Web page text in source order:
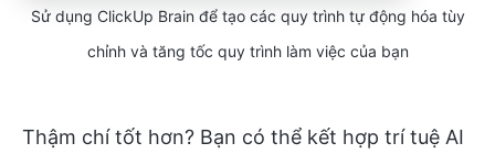
Sử dụng ClickUp Brain để tạo các quy trình tự động hóa tùy
chỉnh và tăng tốc quy trình làm việc của bạn
Thậm chí tốt hơn? Bạn có thể kết hợp trí tuệ AI